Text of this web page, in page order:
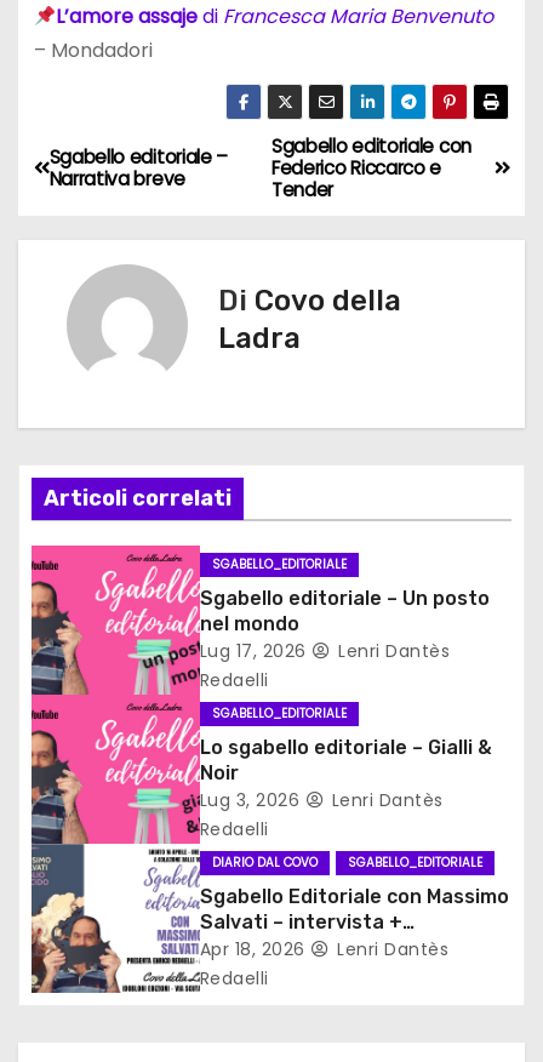
L’amore assajedi Francesca Maria Benvenuto
– Mondadori
N
i
o
n
e
a
r
t
i
c
o
Sgabello editoriale con
Federico Riccarco e
Tender
Sgabello editoriale –
Narrativa breve
Di Covo della
Ladra
Articoli correlati
SGABELLO_EDITORIALE
Sgabello editoriale – Un posto
nel mondo
Lug 17, 2026
Lenri Dantès
Redaelli
SGABELLO_EDITORIALE
Lo sgabello editoriale – Gialli &
Noir
Lug 3, 2026
Lenri Dantès
Redaelli
DIARIO DAL COVO SGABELLO_EDITORIALE
Sgabello Editoriale con Massimo
Salvati – intervista +
recensione
Apr 18, 2026
Lenri Dantès
Redaelli